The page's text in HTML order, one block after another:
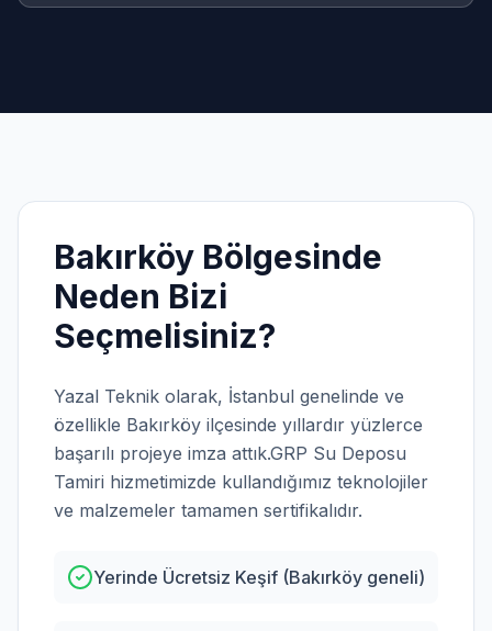
Bakırköy Bölgesinde
Neden Bizi
Seçmelisiniz?
Yazal Teknik olarak, İstanbul genelinde ve
özellikle Bakırköy ilçesinde yıllardır yüzlerce
başarılı projeye imza attık.GRP Su Deposu
Tamiri hizmetimizde kullandığımız teknolojiler
ve malzemeler tamamen sertifikalıdır.
Yerinde Ücretsiz Keşif (Bakırköy geneli)